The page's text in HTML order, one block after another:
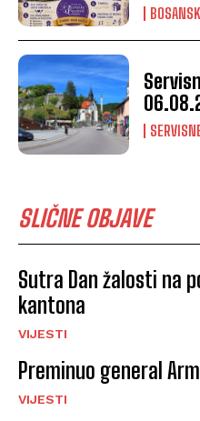
SLIČNE OBJAVE
Sutra Dan žalosti na
kantona
VIJESTI
Preminuo general
VIJESTI